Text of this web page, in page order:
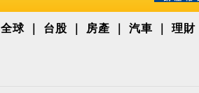
全球 台股 房產 汽車 理財